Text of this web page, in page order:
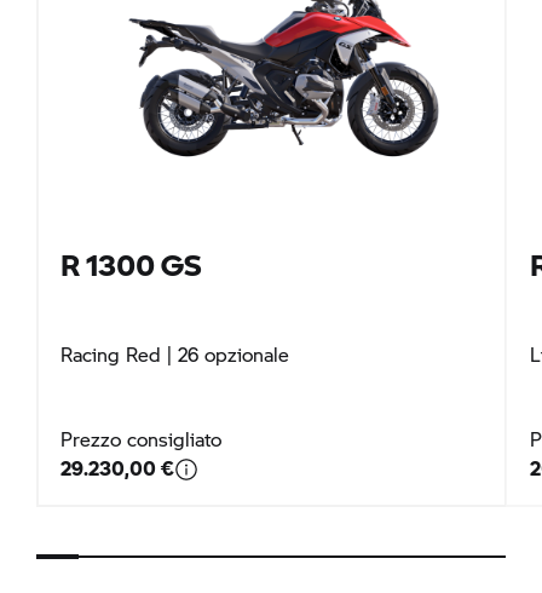
R 1300 GS
Racing Red | 26 opzionale
Prezzo consigliato
29.230,00 €